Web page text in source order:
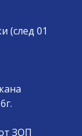
(след 01
ЗОП